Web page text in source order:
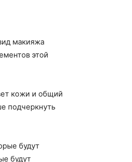
макияжа
этой
кожи и общий
подчеркнуть
будут
будут